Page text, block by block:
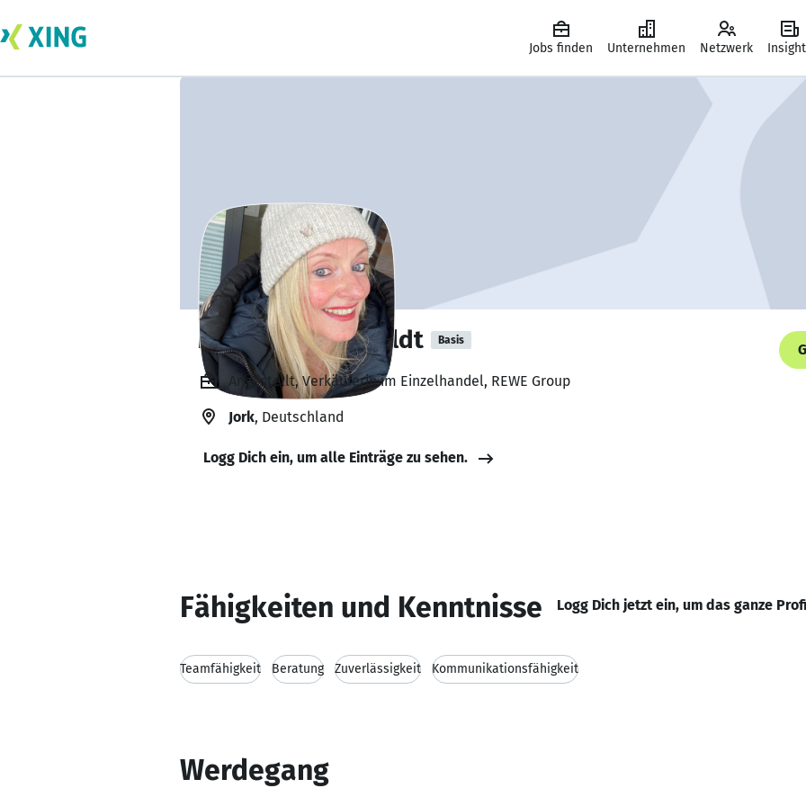
Jobs finden Unternehmen Netzwerk
Manuela Hauschildt Basis
Angestellt, Verkäuferin im Einzelhandel, REWE Group
Jork, Deutschland
Logg Dich ein, um alle Einträge zu sehen.
Fähigkeiten und Kenntnisse Logg Dich jetzt ein, um das ganze
Teamfähigkeit Beratung Zuverlässigkeit Kommunikationsfähigkeit
Werdegang